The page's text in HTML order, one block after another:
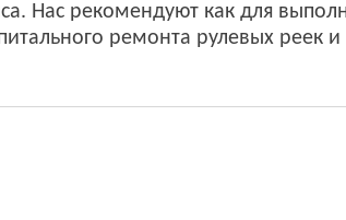
Нас рекомендуют как для
ремонта рулевых реек